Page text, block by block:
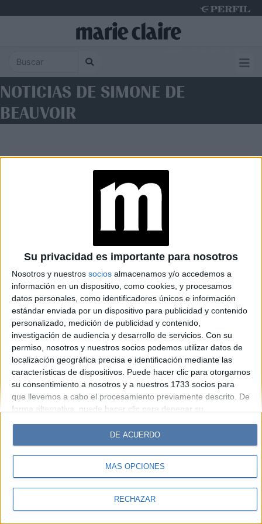
Su privacidad es importante para nosotros
Nosotros y nuestros socios almacenamos y/o accedemos a
información en un dispositivo, como cookies, y procesamos
datos personales, como identificadores únicos e información
estándar enviada por un dispositivo para publicidad y contenido
personalizado, medición de publicidad y contenido,
investigación de audiencia y desarrollo de servicios. Con su
permiso, nosotros y nuestros socios podemos utilizar datos de
localización geográfica precisa e identificación mediante las
características de dispositivos. Puede hacer clic para otorgarnos
su consentimiento a nosotros y a nuestros 1733 socios para
que llevemos a cabo el procesamiento previamente descrito. De
forma alternativa, puede hacer clic para denegar su
cambiar sus preferencias antes de otorgar su consentimiento.
Tenga en cuenta que algún procesamiento de sus datos
personales puede no requerir de su consentimiento, pero usted
tiene el derecho de rechazar tal procesamiento. Sus
sus preferencias o retirar su consentimiento en cualquier
MÁS OPCIONES
RECHAZAR
DE ACUERDO
NOTICIAS DE SIMONE DE
BEAUVOIR
Caras Noticias
Hombre
Parabrisas
Look
Luz Mía Lunateen Break BATimes
© Perfil.com 2006-2019 - Todos los derechos reservados
Registro de Propiedad Intelectual: Nro. 5346433